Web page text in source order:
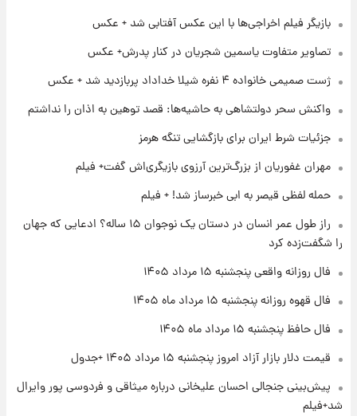
۱۷ ساعت پیش
فال قهوه روزانه پنجشنبه ۱۵ مرداد ماه ۱۴۰۵
۱۹ ساعت پیش
فال روزانه واقعی پنجشنبه ۱۵ مرداد ۱۴۰۵
+ جدول
آغاز طرح جدید فروش مشارکت در تولید سایپا؛
نام خودرو، مبلغ پیش پرداخت و زمان تحویل |
سود مشارکت چند درصد است؟
بازیگر فیلم اخراجی‌ها با این عکس آفتابی شد + عکس
تصاویر متفاوت یاسمین شجریان در کنار پدرش+ عکس
ژست صمیمی خانواده ۴ نفره شیلا خداداد پربازدید شد + عکس
واکنش سحر دولتشاهی به حاشیه‌ها: قصد توهین به اذان را نداشتم
جزئیات شرط ایران برای بازگشایی تنگه هرمز
مهران غفوریان از بزرگ‌ترین آرزوی بازیگری‌اش گفت+ فیلم
حمله لفظی قیصر به ابی خبرساز شد! + فیلم
راز طول عمر انسان در دستان یک نوجوان ۱۵ ساله؟ ادعایی که جهان
را شگفت‌زده کرد
فال روزانه واقعی پنجشنبه ۱۵ مرداد ۱۴۰۵
فال قهوه روزانه پنجشنبه ۱۵ مرداد ماه ۱۴۰۵
فال حافظ پنجشنبه ۱۵ مرداد ماه ۱۴۰۵
قیمت دلار بازار آزاد امروز پنجشنبه ۱۵ مرداد ۱۴۰۵ +جدول
پیش‌بینی جنجالی احسان علیخانی درباره میثاقی و فردوسی پور وایرال
شد+فیلم